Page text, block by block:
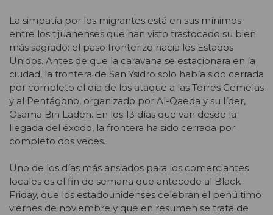
La simpatía por los migrantes está en sus mínimos
entre los tijuanenses que han visto trastocado su bien
más sagrado: el paso fronterizo hacia los Estados
Unidos. Antes de que la caravana se estacionara en la
ciudad, la frontera de San Ysidro solo había sido cerrada
por completo el día de los ataque a las Torres Gemelas
y al Pentágono, organizado por Al-Qaeda y su líder,
Osama Bin Laden. En los 13 días que van desde la
llegada del éxodo, la frontera ha sido cerrada por
completo dos veces.
Uno de los días más ansiados para los comerciantes
locales es el fin de semana que antecede al Black
Friday, que los estadounidenses celebran el penúltimo
viernes de noviembre y que en resumen se trata de